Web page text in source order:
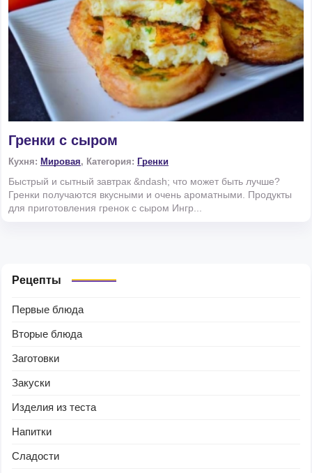
Гренки с сыром
Кухня: Мировая, Категория: Гренки
Быстрый и сытный завтрак &ndash; что может быть лучше?
Гренки получаются вкусными и очень ароматными. Продукты
для приготовления гренок с сыром Ингр...
Рецепты
Первые блюда
Вторые блюда
Заготовки
Закуски
Изделия из теста
Напитки
Сладости